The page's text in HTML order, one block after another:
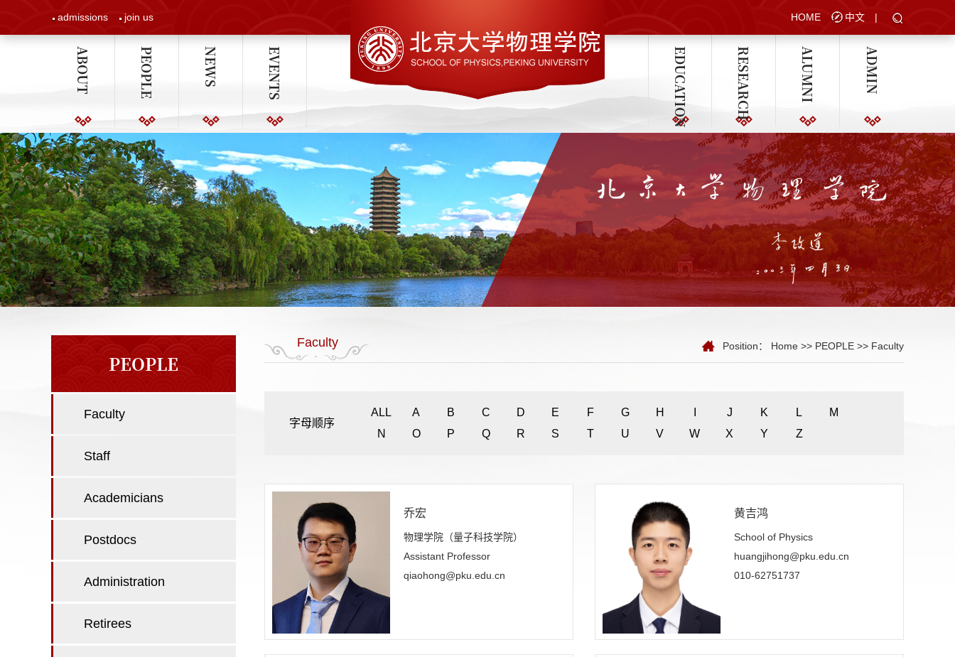
admissions join us HOME 中文 |
ABOUT PEOPLE NEWS EVENTS EDUCATION RESEARCH ALUMNI ADMIN
PEOPLE
Faculty
Staff
Academicians
Postdocs
Administration
Retirees
Faculty Position： Home >> PEOPLE >> Faculty
字母顺序
ALL A B C D E F G H J K L
M
N
O P Q R S T U V W X Y Z
乔宏
物理学院（量子科技学院）
Assistant Professor
qiaohong@pku.edu.cn
黄吉鸿
School of Physics
huangjihong@pku.edu.cn
010-62751737